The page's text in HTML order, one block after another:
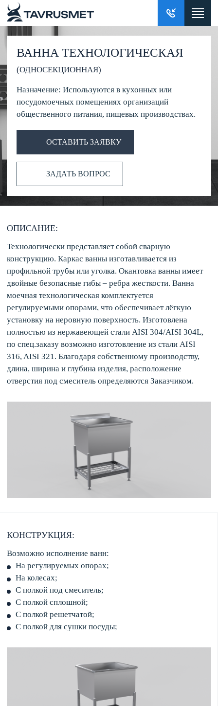
ВАННА ТЕХНОЛОГИЧЕСКАЯ
(ОДНОСЕКЦИОННАЯ)
Назначение: Используются в кухонных или
посудомоечных помещениях организаций
общественного питания, пищевых производствах.
ОСТАВИТЬ ЗАЯВКУ
ЗАДАТЬ ВОПРОС
ОПИСАНИЕ:
Технологически представляет собой сварную
конструкцию. Каркас ванны изготавливается из
профильной трубы или уголка. Окантовка ванны имеет
двойные безопасные гибы – ребра жесткости. Ванна
моечная технологическая комплектуется
регулируемыми опорами, что обеспечивает лёгкую
установку на неровную поверхность. Изготовлена
полностью из нержавеющей стали AISI 304/AISI 304L,
по спец.заказу возможно изготовление из стали AISI
316, AISI 321. Благодаря собственному производству,
длина, ширина и глубина изделия, расположение
отверстия под смеситель определяются Заказчиком.
КОНСТРУКЦИЯ:
Возможно исполнение ванн:
На регулируемых опорах;
На колесах;
С полкой под смеситель;
С полкой сплошной;
С полкой решетчатой;
С полкой для сушки посуды;